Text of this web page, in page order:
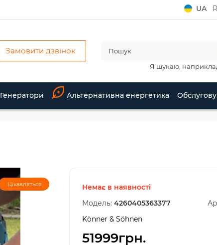
UA
Замовити дзвінок
Я шукаю,
Генератори Альтернативна енергетика
Цікавляться Немає в наявності
Модель: 4260405363377
Könner & Söhnen
51999грн.